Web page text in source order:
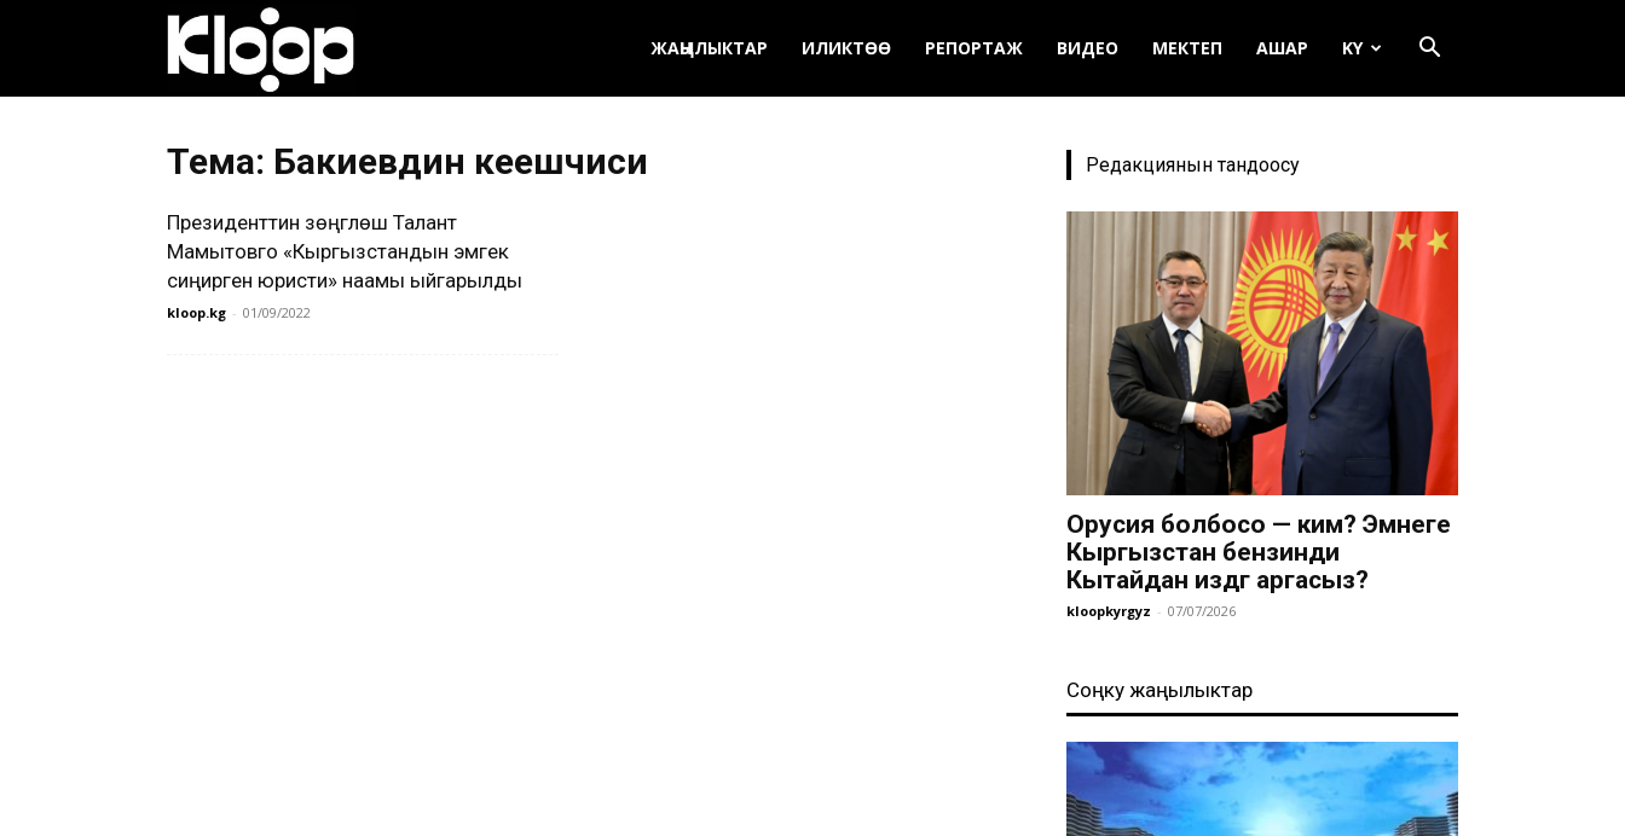
ЖАҢЫЛЫКТАР ИЛИКТӨӨ РЕПОРТАЖ ВИДЕО МЕКТЕП АШАР KY
Тема: Бакиевдин кеңешчиси
Президенттин үзөңгүлөшү Талант
Мамытовго «Кыргызстандын эмгек
сиңирген юристи» наамы ыйгарылды
kloop.kg - 01/09/2022
Редакциянын тандоосу
Орусия болбосо — ким? Эмнеге
Кыргызстан бензинди
Кытайдан издөөгө аргасыз?
kloopkyrgyz - 07/07/2026
Соңку жаңылыктар